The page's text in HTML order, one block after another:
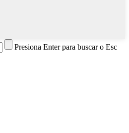
Presiona Enter para buscar o Esc